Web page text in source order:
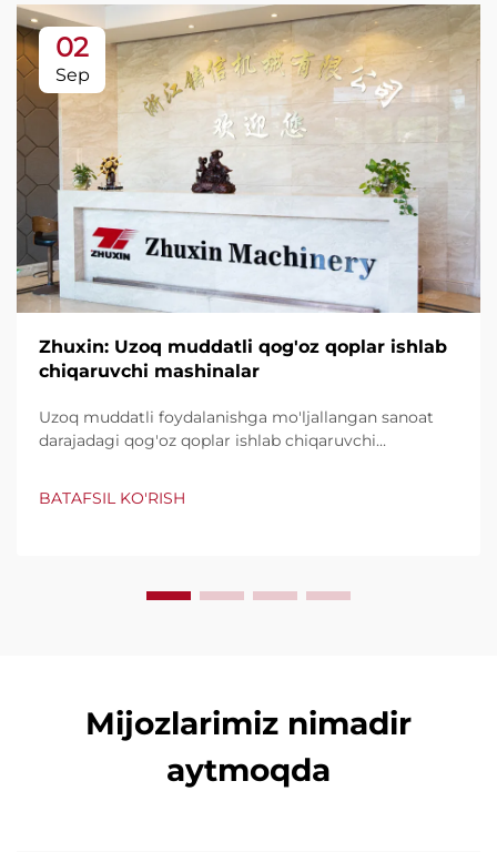
02
Sep
Zhuxin: Uzoq muddatli qog'oz qoplar ishlab
chiqaruvchi mashinalar
Uzoq muddatli foydalanishga mo'ljallangan sanoat
darajadagi qog'oz qoplar ishlab chiqaruvchi
ishonchli, foydalanish qulayligi va minimal to'xtashlar
BATAFSIL KO'RISH
Mijozlarimiz nimadir
aytmoqda